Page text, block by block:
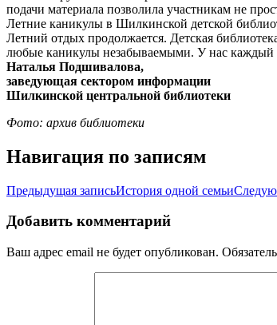
подачи материала позволила участникам не
Летние каникулы в Шилкинской детской
Летний отдых продолжается. Детская
любые каникулы незабываемыми. У нас каждый
Наталья Подшивалова,
заведующая сектором информации
Шилкинской центральной библиотеки
Фото: архив библиотеки
Навигация по записям
Предыдущая записьИстория одной семьи
Добавить комментарий
Ваш адрес email не будет опубликован.